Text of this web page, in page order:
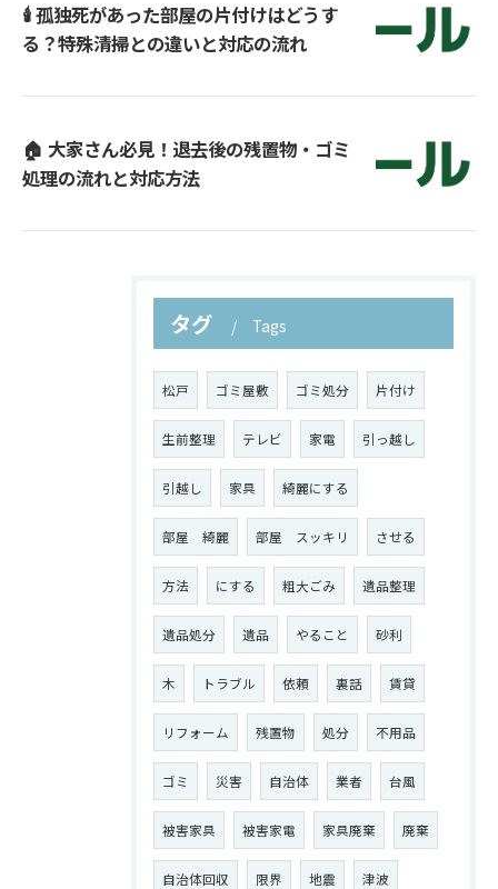
🕯 孤独死があった部屋の片付けはどうす
る？特殊清掃との違いと対応の流れ
🏠 大家さん必見！退去後の残置物・ゴミ
処理の流れと対応方法
タグ Tags
松戸 ゴミ屋敷 ゴミ処分 片付け
生前整理 テレビ 家電 引っ越し
引越し 家具 綺麗にする
部屋 綺麗 部屋 スッキリ させる
方法 にする 粗大ごみ 遺品整理
遺品処分 遺品 やること 砂利
木 トラブル 依頼 裏話 賃貸
リフォーム 残置物 処分 不用品
ゴミ 災害 自治体 業者 台風
被害家具 被害家電 家具廃棄 廃棄
自治体回収 限界 地震 津波